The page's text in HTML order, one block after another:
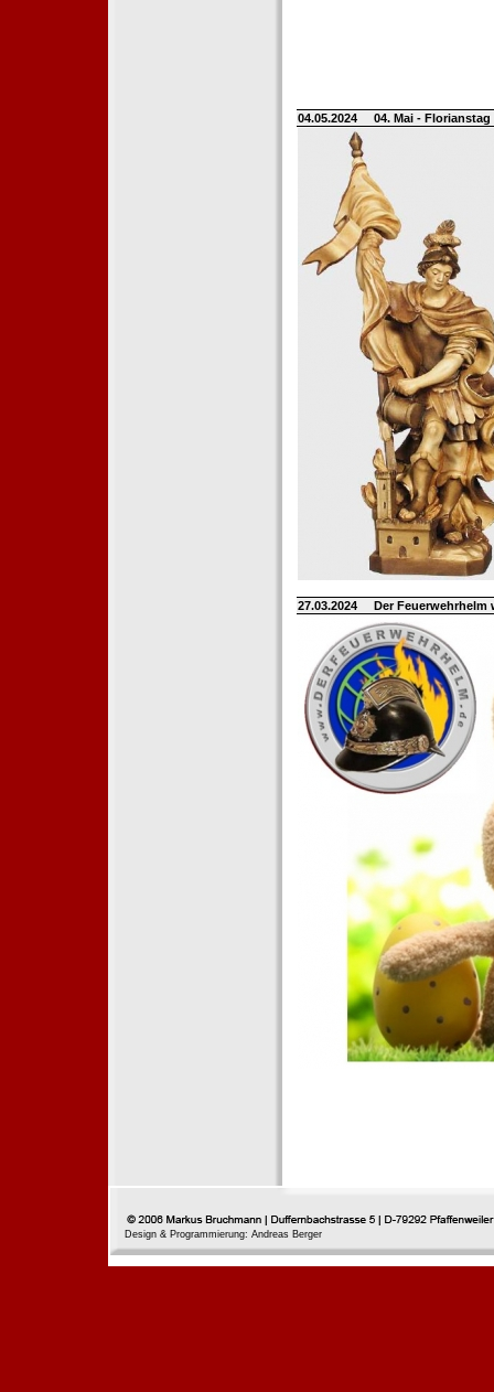
04.05.2024 04. Mai -
27.03.2024 Der
Design & Programmierung: Andreas Berger